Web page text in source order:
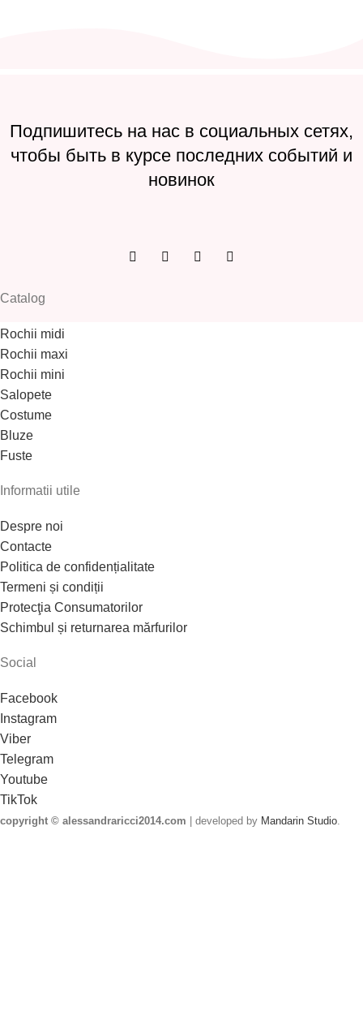
Подпишитесь на нас в социальных сетях,
чтобы быть в курсе последних событий и
новинок
Catalog
Rochii midi
Rochii maxi
Rochii mini
Salopete
Costume
Bluze
Fuste
Informatii utile
Despre noi
Contacte
Politica de confidențialitate
Termeni și condiții
Protecţia Consumatorilor
Schimbul și returnarea mărfurilor
Social
Facebook
Instagram
Viber
Telegram
Youtube
TikTok
copyright © alessandraricci2014.com | developed by Mandarin Studio.